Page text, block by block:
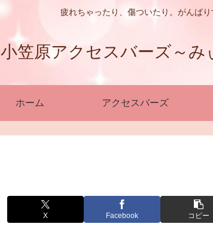
疲れちゃったり、傷ついたり。がんば
小笠原アクセスバーズ～み
ホーム アクセスバーズ
X Facebook コピー